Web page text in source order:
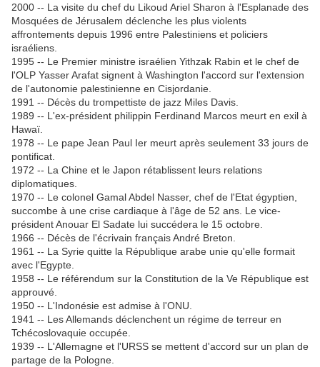
2000 -- La visite du chef du Likoud Ariel Sharon à l'Esplanade des
Mosquées de Jérusalem déclenche les plus violents
affrontements depuis 1996 entre Palestiniens et policiers
israéliens.
1995 -- Le Premier ministre israélien Yithzak Rabin et le chef de
l'OLP Yasser Arafat signent à Washington l'accord sur l'extension
de l'autonomie palestinienne en Cisjordanie.
1991 -- Décès du trompettiste de jazz Miles Davis.
1989 -- L'ex-président philippin Ferdinand Marcos meurt en exil à
Hawaï.
1978 -- Le pape Jean Paul Ier meurt après seulement 33 jours de
pontificat.
1972 -- La Chine et le Japon rétablissent leurs relations
diplomatiques.
1970 -- Le colonel Gamal Abdel Nasser, chef de l'Etat égyptien,
succombe à une crise cardiaque à l'âge de 52 ans. Le vice-
président Anouar El Sadate lui succédera le 15 octobre.
1966 -- Décès de l'écrivain français André Breton.
1961 -- La Syrie quitte la République arabe unie qu'elle formait
avec l'Egypte.
1958 -- Le référendum sur la Constitution de la Ve République est
approuvé.
1950 -- L'Indonésie est admise à l'ONU.
1941 -- Les Allemands déclenchent un régime de terreur en
Tchécoslovaquie occupée.
1939 -- L'Allemagne et l'URSS se mettent d'accord sur un plan de
partage de la Pologne.